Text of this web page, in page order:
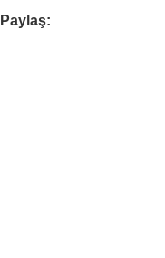
Paylaş: